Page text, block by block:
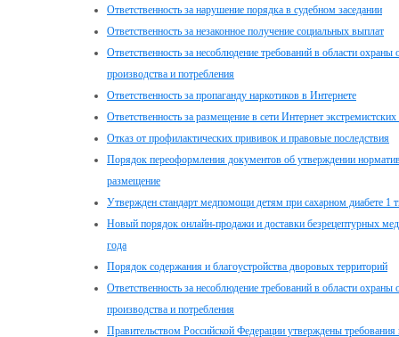
Ответственность за нарушение порядка в судебном заседании
Ответственность за незаконное получение социальных выплат
Ответственность за несоблюдение требований в области
производства и потребления
Ответственность за пропаганду наркотиков в Интернете
Ответственность за размещение в сети Интернет
Отказ от профилактических прививок и правовые последствия
Порядок переоформления документов об утверждении
размещение
Утвержден стандарт медпомощи детям при сахарном диабете 1
Новый порядок онлайн-продажи и доставки безрецептурных
года
Порядок содержания и благоустройства дворовых территорий
Ответственность за несоблюдение требований в области
производства и потребления
Правительством Российской Федерации утверждены